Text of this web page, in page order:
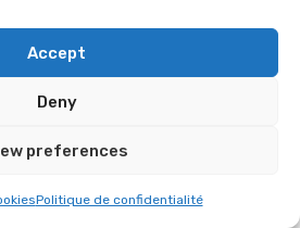
Accept
Deny
preferences
Politique de confidentialité